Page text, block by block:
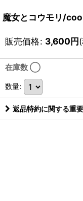
魔女とコウモリ/
販売価格: 3,600円
在庫数 ◯
数量:
返品特約に関する重